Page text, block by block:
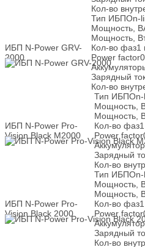
Кол-во
ИБП N-Power GRV-
2000
Тип ИБПOn-
Мощность,
Мощность,
Кол-во фаз1
Power factor
Зарядный
Кол-во
ИБП N-Power Pro-
Vision Black M2000
Тип ИБП
Мощность,
Мощность,
Кол-во фаз
Power factor
Зарядный
Кол-во
ИБП N-Power Pro-
Vision Black 2000
Тип ИБП
Мощность,
Мощность,
Кол-во фаз
Power factor
Зарядный
Кол-во